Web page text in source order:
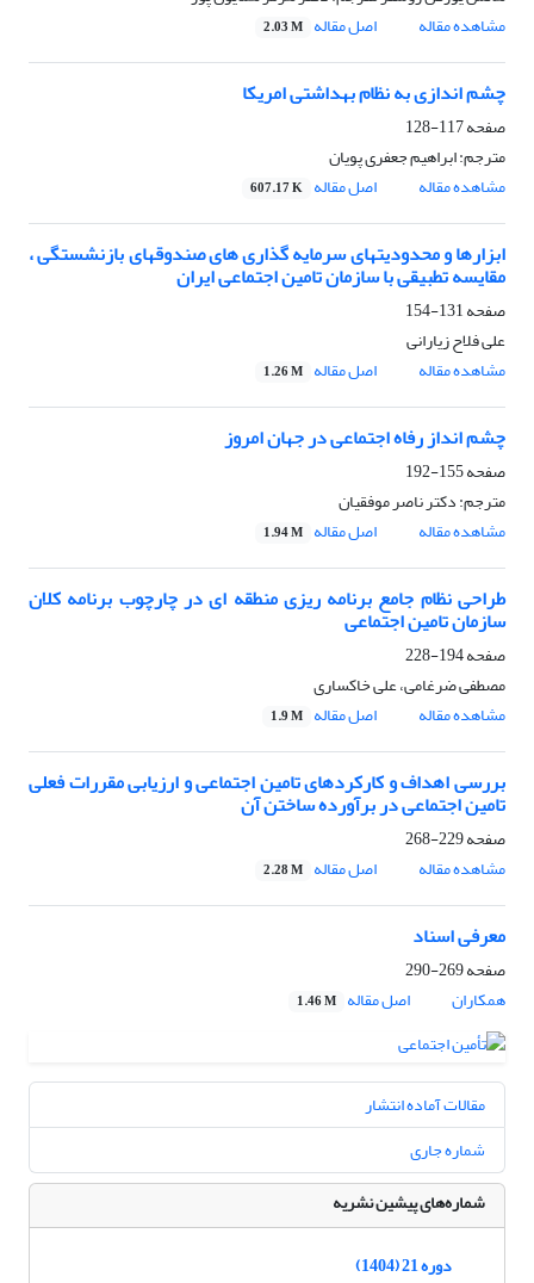
مشاهده مقاله
اصل مقاله 2.03 M
چشم اندازی به نظام بهداشتی امریکا
صفحه117-128
مترجم: ابراهیم جعفری پویان
مشاهده مقاله
اصل مقاله 607.17 K
ابزارها و محدودیتهای سرمایه گذاری های صندوقهای بازنشستگی ،
مقایسه تطبیقی با سازمان تامین اجتماعی ایران
صفحه131-154
علی فلاح زیارانی
مشاهده مقاله
اصل مقاله 1.26 M
چشم انداز رفاه اجتماعی در جهان امروز
صفحه155-192
مترجم: دکتر ناصر موفقیان
مشاهده مقاله
اصل مقاله 1.94 M
طراحی نظام جامع برنامه ریزی منطقه ای در چارچوب برنامه کلان
سازمان تامین اجتماعی
صفحه194-228
مصطفی ضرغامی، علی خاکساری
مشاهده مقاله
اصل مقاله 1.9 M
بررسی اهداف و کارکردهای تامین اجتماعی و ارزیابی مقررات فعلی
تامین اجتماعی در برآورده ساختن آن
صفحه229-268
مشاهده مقاله
اصل مقاله 2.28 M
معرفی اسناد
صفحه269-290
همکاران
اصل مقاله 1.46 M
مقالات آماده انتشار
شماره جاری
شماره‌های پیشین نشریه
دوره 21 (1404)